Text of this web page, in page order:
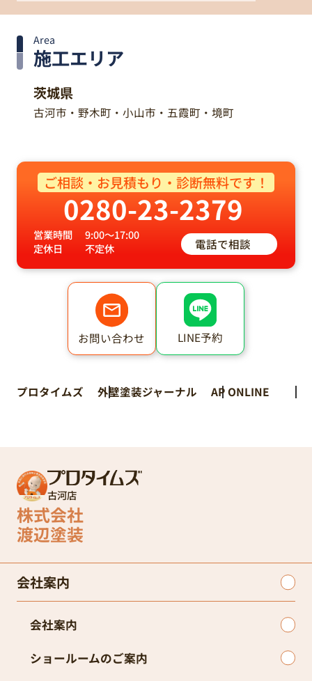
施工エリア
Area
茨城県
古河市・野木町・小山市・五霞町・境町
ご相談・お見積もり・診断無料です！
0280-23-2379
営業時間
9:00～17:00
定休日
不定休 電話で相談
お問い合わせ LINE予約
プロタイムズ 外壁塗装ジャーナル AP ONLINE
古河店
株式会社
渡辺塗装
会社案内
会社案内
ショールームのご案内